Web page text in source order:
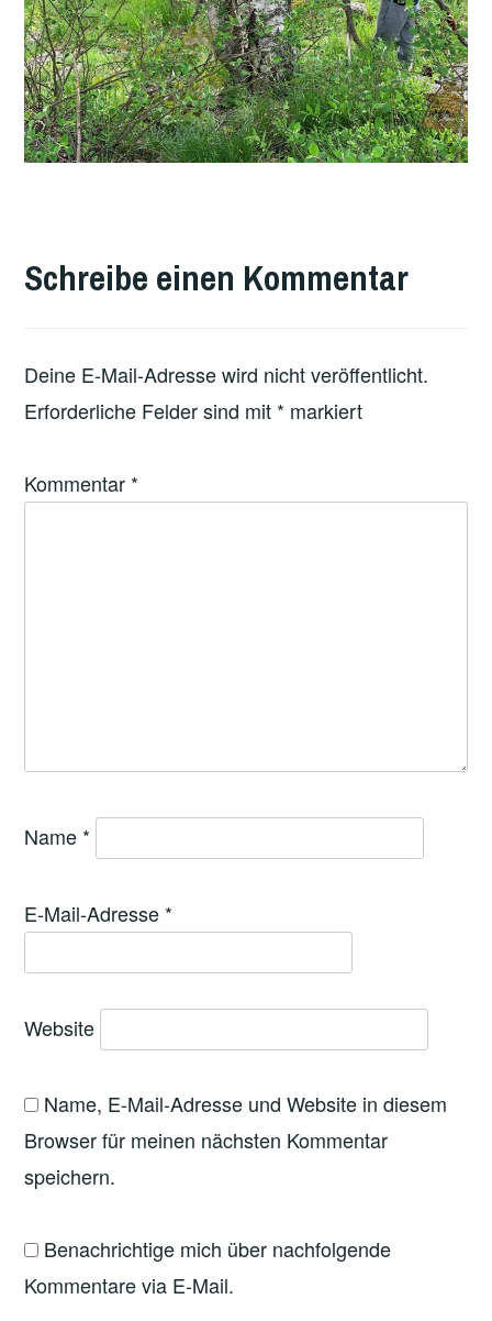
FEATURED
Schreibe einen Kommentar
Deine E-Mail-Adresse wird nicht veröffentlicht.
Erforderliche Felder sind mit * markiert
Kommentar *
Name *
E-Mail-Adresse *
Website
Name, E-Mail-Adresse und Website in diesem
Browser für meinen nächsten Kommentar
speichern.
Benachrichtige mich über nachfolgende
Kommentare via E-Mail.